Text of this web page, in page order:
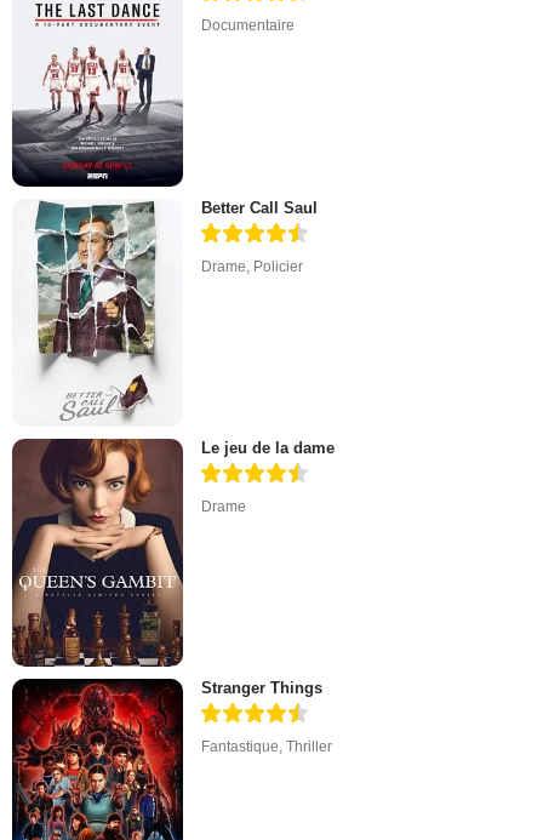
Documentaire
Better Call Saul
Drame Policier
Le jeu de la dame
Drame
Stranger Things
Fantastique,Thriller